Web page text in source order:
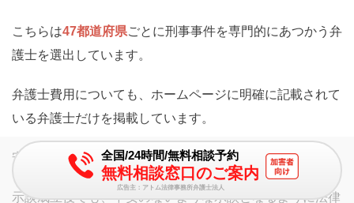
こちらは47都道府県ごとに刑事事件を専門的にあつかう弁
護士を選出しています。
弁護士費用についても、ホームページに明確に記載されて
いる弁護士だけを掲載しています。
安心してお選びいただけるでしょう。
示談成立後でも、不安のないような示談となるように法律
全国/24時間/無料相談予約
無料相談窓口のご案内
広告主：アトム法律事務所弁護士法人